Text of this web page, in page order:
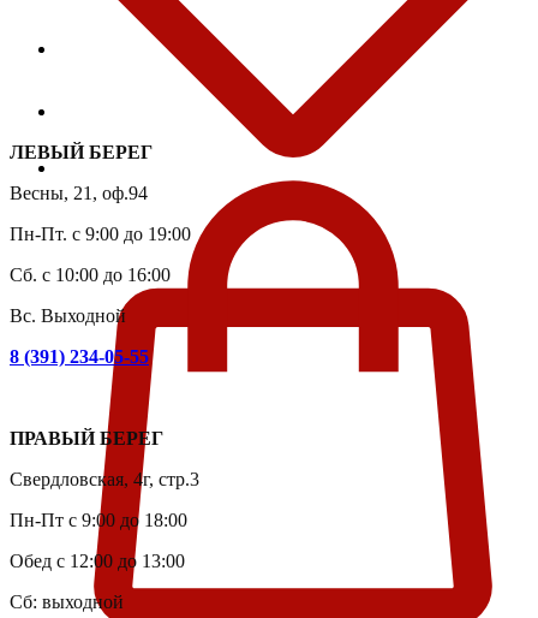
ЛЕВЫЙ БЕРЕГ
Весны, 21, оф.94
Пн-Пт. с 9:00 до 19:00
Сб. с 10:00 до 16:00
Вс. Выходной
8 (391) 234-05-55
ПРАВЫЙ БЕРЕГ
Свердловская, 4г, стр.3
Пн-Пт с 9:00 до 18:00
Обед с 12:00 до 13:00
Сб: выходной